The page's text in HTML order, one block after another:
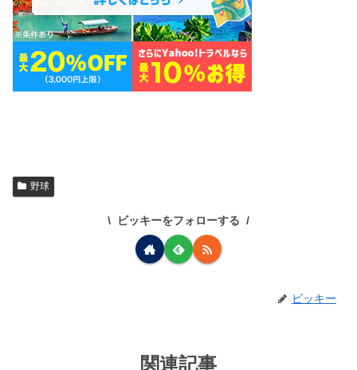
野球
ビッキーをフォローする
ビッキー
関連記事